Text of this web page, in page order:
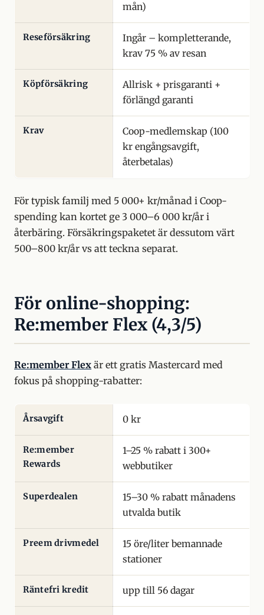
mån)
Reseförsäkring
Ingår – kompletterande,
krav 75 % av resan
Köpförsäkring
Allrisk + prisgaranti +
förlängd garanti
Krav
Coop-medlemskap (100
kr engångsavgift,
återbetalas)
För typisk familj med 5 000+ kr/månad i Coop-
spending kan kortet ge 3 000–6 000 kr/år i
återbäring. Försäkringspaketet är dessutom värt
500–800 kr/år vs att teckna separat.
För online-shopping:
Re:member Flex (4,3/5)
Re:member Flex är ett gratis Mastercard med
fokus på shopping-rabatter:
Årsavgift 0 kr
Re:member
Rewards
1–25 % rabatt i 300+
webbutiker
Superdealen
15–30 % rabatt månadens
utvalda butik
Preem drivmedel
15 öre/liter bemannade
stationer
Räntefri kredit upp till 56 dagar